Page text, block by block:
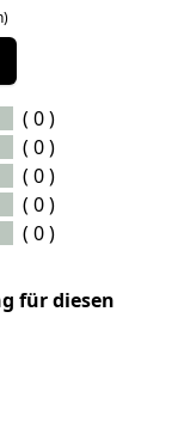
( 0 )
( 0 )
( 0 )
( 0 )
( 0 )
für diesen